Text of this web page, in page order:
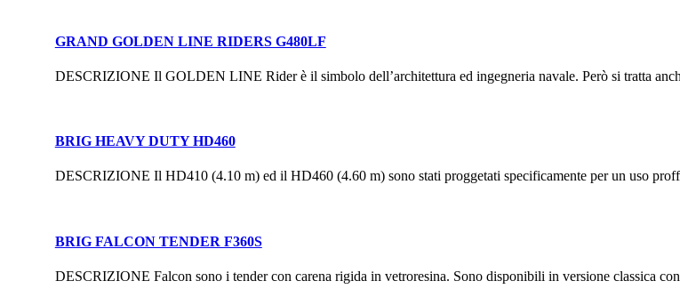
GRAND GOLDEN LINE RIDERS G480LF
DESCRIZIONE Il GOLDEN LINE Rider è il simbolo dell’architettura ed ingegneria navale. Però si tratta
BRIG HEAVY DUTY HD460
DESCRIZIONE Il HD410 (4.10 m) ed il HD460 (4.60 m) sono stati proggetati specificamente per un uso
BRIG FALCON TENDER F360S
DESCRIZIONE Falcon sono i tender con carena rigida in vetroresina. Sono disponibili in versione classica